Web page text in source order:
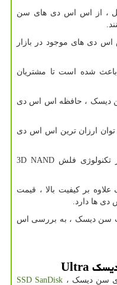
، از اس اس دی های سن
دی های موجود در بازار
شده است تا مشتریان
دیسک ، حافظه اس اس دی
ارزان ترین اس اس دی
تکنولوژی فلش3D NAND
بر کیفیت بالا ، قیمت
ها دارد.
سن دیسک ، به بررسی اس
Ultra
سن دیسک ، SSD SanDisk